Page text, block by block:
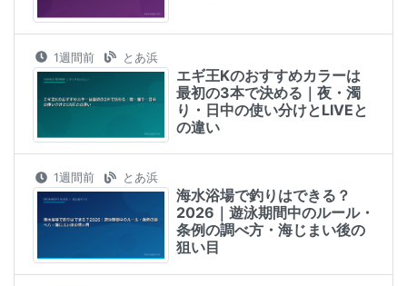
1週間前 とあ浜
エギ王Kのおすすめカラーは
最初の3本で決める｜夜・濁
り・日中の使い分けとLIVEと
の違い
1週間前 とあ浜
海水浴場で釣りはできる？
2026｜遊泳期間中のルール・
条例の調べ方・海じまい後の
狙い目